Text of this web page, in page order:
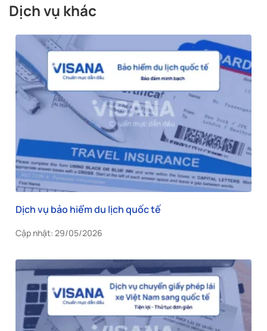
Dịch vụ khác
Dịch vụ bảo hiểm du lịch quốc tế
Cập nhật: 29/05/2026